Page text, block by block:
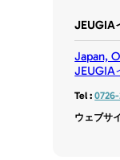
Japan,
Tel :
ウェブサ